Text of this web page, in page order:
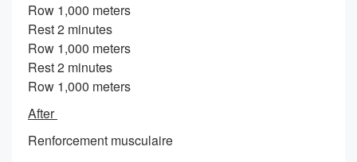
Row 1,000 meters
Rest 2 minutes
Row 1,000 meters
Rest 2 minutes
Row 1,000 meters
After
Renforcement musculaire